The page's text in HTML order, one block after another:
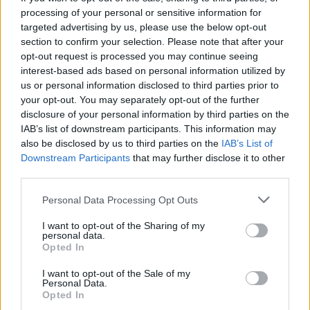
processing of your personal or sensitive information for
targeted advertising by us, please use the below opt-out
section to confirm your selection. Please note that after your
opt-out request is processed you may continue seeing
interest-based ads based on personal information utilized by
us or personal information disclosed to third parties prior to
your opt-out. You may separately opt-out of the further
disclosure of your personal information by third parties on the
IAB’s list of downstream participants. This information may
also be disclosed by us to third parties on the IAB’s List of
Downstream Participants that may further disclose it to other
Please note that this website/app uses one or more Google
not limited to your visit or usage behaviour. You may click to
grant or deny consent to Google and its third-party tags to
use your data for below specified purposes in below Google
consent section.
Personal Data Processing Opt Outs
I want to opt-out of the Sharing of my
personal data.
Opted In
I want to opt-out of the Sale of my
Personal Data.
Opted In
στην Πετρούπολη
Απαντήσεις για όσα οδήγησαν στον φόνο
του νεογνού θα δώσουν μητέρα και γιαγιά
14/05/2018 - 10:53
Σοκ: 19χρονη μητέρα σκότωσε και